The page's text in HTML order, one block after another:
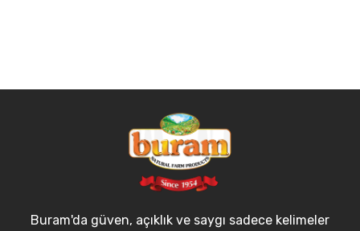
Buram'da güven, açıklık ve saygı sadece kelimeler